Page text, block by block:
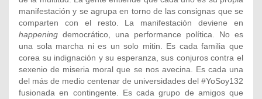
manifestación y se agrupa en torno de las consignas que se
comparten con el resto. La manifestación deviene en
happening democrático, una performance política. No es
una sola marcha ni es un solo mitin. Es cada familia que
corea su indignación y su esperanza, sus conjuros contra el
sexenio de miseria moral que se nos avecina. Es cada una
del más de medio centenar de universidades del #YoSoy132
fusionada en contingente. Es cada grupo de amigos que